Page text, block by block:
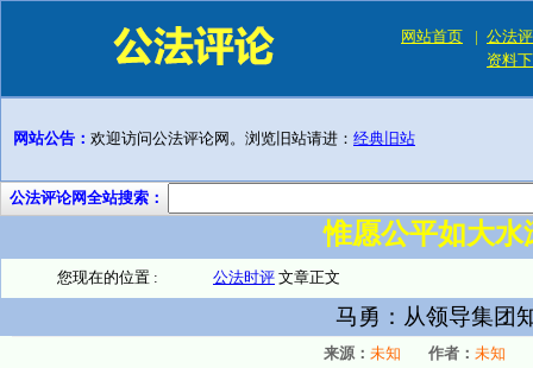
网站首页 | 公法
资料
网站公告： 欢迎访问公法评论网。浏览旧站请进： 经典旧站
公法评论网全站搜索：
惟愿公平如大
您现在的位置 : 公法时评 文章正文
马勇：从领导集团
来源： 未知 作者： 未知